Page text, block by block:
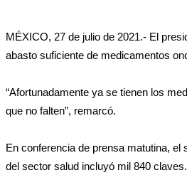
MÉXICO, 27 de julio de 2021.- El
abasto suficiente de medicamentos
“Afortunadamente ya se tienen los
que no falten”, remarcó.
En conferencia de prensa matutina, el
del sector salud incluyó mil 840